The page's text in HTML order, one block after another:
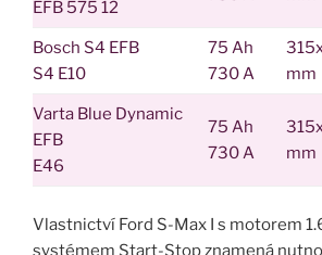
EFB 575 12
Bosch S4 EFB
S4 E10
75 Ah
730 A
mm
Varta Blue Dynamic
EFB
E46
75 Ah
730 A
mm
Vlastnictví Ford S-Max I s motorem
systémem Start-Stop znamená